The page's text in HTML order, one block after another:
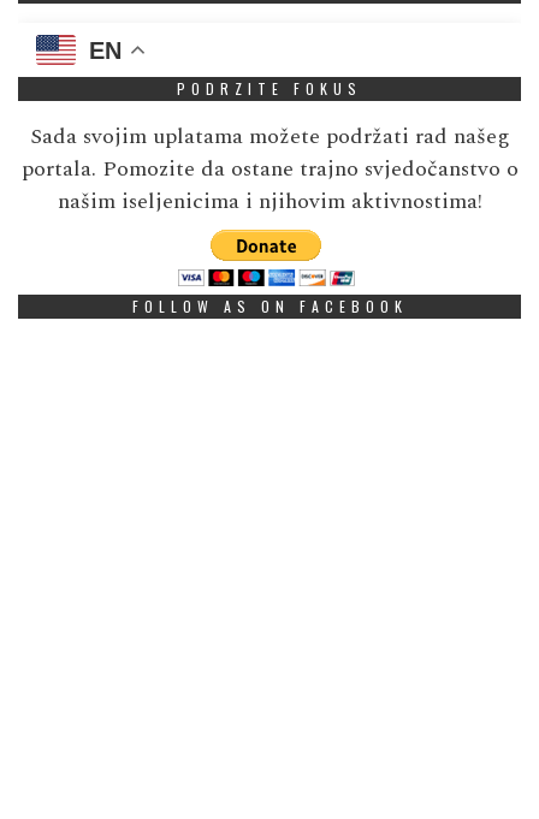
EN
PODRZITE FOKUS
Sada svojim uplatama možete podržati rad našeg
portala. Pomozite da ostane trajno svjedočanstvo o
našim iseljenicima i njihovim aktivnostima!
FOLLOW AS ON FACEBOOK